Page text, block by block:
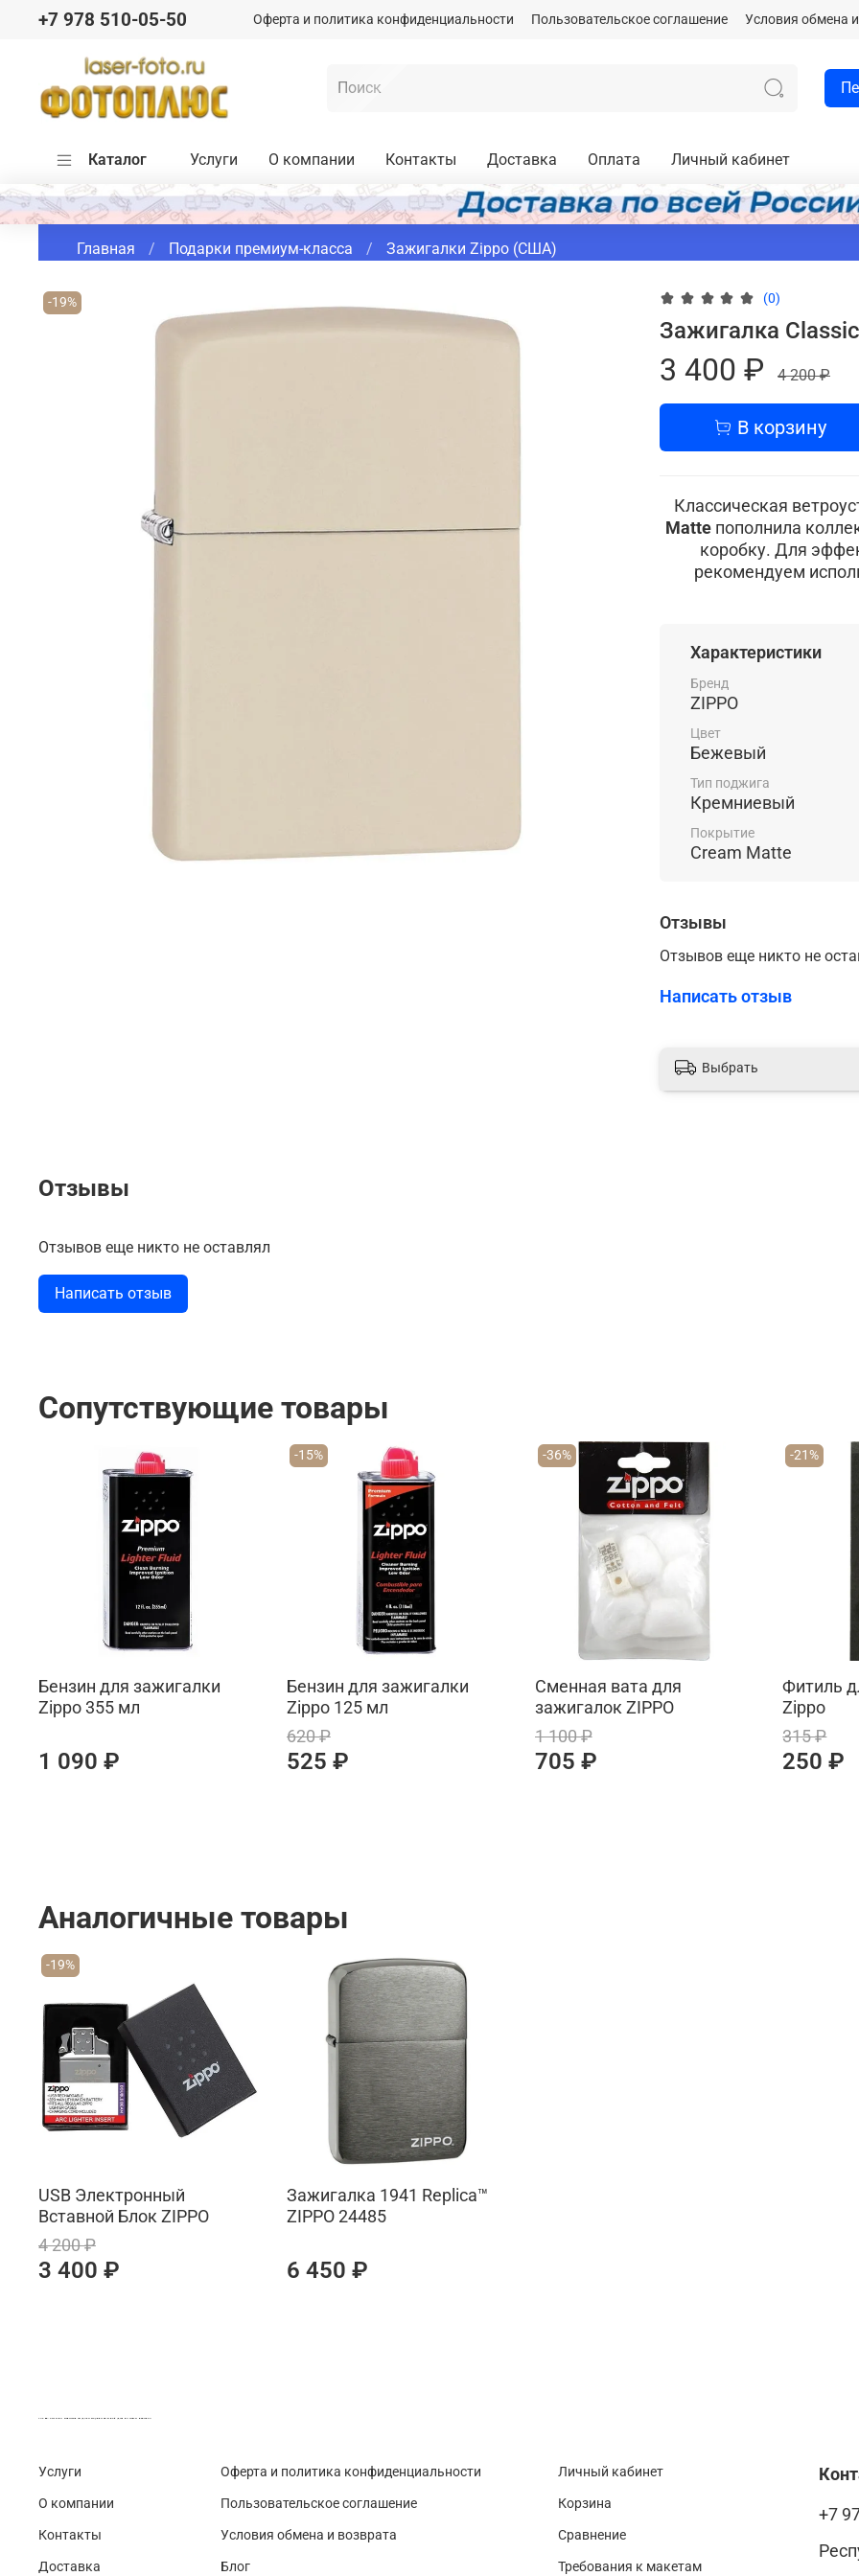
Оферта и политика конфиденциальности Пользовательское соглашение Условия обмена
+7 978 510-05-50
Каталог Услуги О компании Контакты Доставка Оплата Личный кабинет
Главная Подарки премиум-класса Зажигалки Zippo (США)
-19% (0)
Зажигалка
3 400 ₽ 4 200 ₽
В корзину
Классическая
Matte пополнила
коробку. Для
рекомендуем
Характеристики
Бренд
ZIPPO
Цвет
Бежевый
Тип поджига
Кремниевый
Покрытие
Cream Matte
Отзывы
Отзывов еще никто не
Написать отзыв
Выбрать
Отзывы
Отзывов еще никто не оставлял
Написать отзыв
Сопутствующие товары
Бензин для зажигалки
Zippo 355 мл
1 090 ₽
-15%
Бензин для зажигалки
Zippo 125 мл
620 ₽
525 ₽
-36%
Сменная вата для
зажигалок ZIPPO
1 100 ₽
705 ₽
-21%
Фитиль
Zippo
315 ₽
250 ₽
Аналогичные товары
-19%
USB Электронный
Вставной Блок ZIPPO
4 200 ₽
3 400 ₽
Зажигалка 1941 Replica™
ZIPPO 24485
6 450 ₽
Услуги
О компании
Контакты
Доставка
Оферта и политика конфиденциальности
Пользовательское соглашение
Условия обмена и возврата
Блог
Личный кабинет
Корзина
Сравнение
Требования к макетам
+7